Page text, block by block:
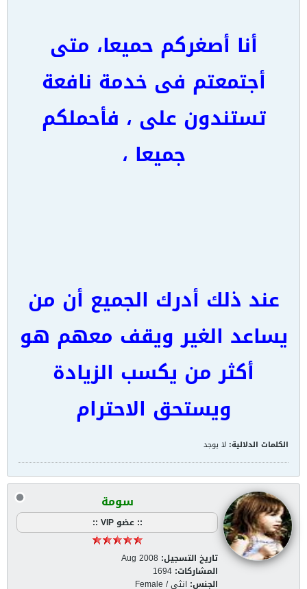
أنا أصغركم حميعا، متى
أجتمعتم فى خدمة نافعة
تستندون على ، فأحملكم
جميعا ،
عند ذلك أدرك الجميع أن من
يساعد الغير ويقف معهم هو
أكثر من يكسب الزيادة
ويستحق الاحترام
الكلمات الدلالية: لا يوجد
سومة
:: عضو VIP ::
تاريخ التسجيل: Aug 2008
المشاركات: 1694
الجنس: انثى / Female